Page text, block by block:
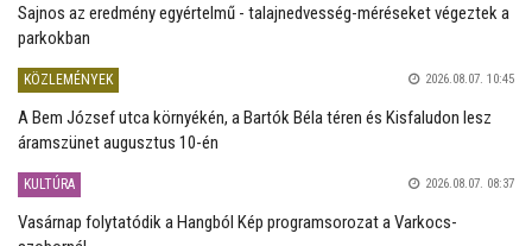
Sajnos az eredmény egyértelmű - talajnedvesség-méréseket végeztek a
parkokban
KÖZLEMÉNYEK 2026.08.07. 10:45
A Bem József utca környékén, a Bartók Béla téren és Kisfaludon lesz
áramszünet augusztus 10-én
KULTÚRA 2026.08.07. 08:37
Vasárnap folytatódik a Hangból Kép programsorozat a Varkocs-